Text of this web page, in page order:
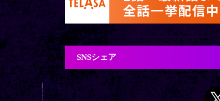
SNSシェア